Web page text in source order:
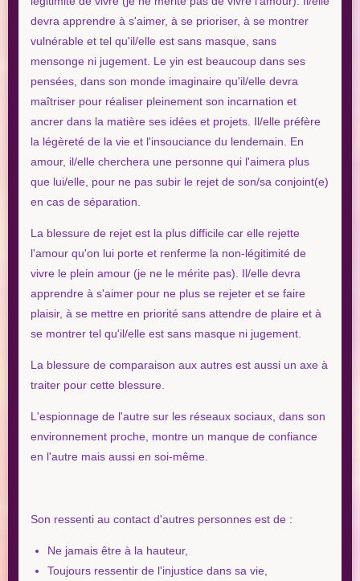
devra apprendre à s'aimer, à se prioriser, à se montrer
vulnérable et tel qu'il/elle est sans masque, sans
mensonge ni jugement. Le yin est beaucoup dans ses
pensées, dans son monde imaginaire qu'il/elle devra
maîtriser pour réaliser pleinement son incarnation et
ancrer dans la matière ses idées et projets. Il/elle préfère
la légèreté de la vie et l'insouciance du lendemain. En
amour, il/elle cherchera une personne qui l'aimera plus
que lui/elle, pour ne pas subir le rejet de son/sa conjoint(e)
en cas de séparation.
La blessure de rejet est la plus difficile car elle rejette
l'amour qu'on lui porte et renferme la non-légitimité de
vivre le plein amour (je ne le mérite pas). Il/elle devra
apprendre à s'aimer pour ne plus se rejeter et se faire
plaisir, à se mettre en priorité sans attendre de plaire et à
se montrer tel qu'il/elle est sans masque ni jugement.
La blessure de comparaison aux autres est aussi un axe à
traiter pour cette blessure.
L'espionnage de l'autre sur les réseaux sociaux, dans son
environnement proche, montre un manque de confiance
en l'autre mais aussi en soi-même.
Son ressenti au contact d'autres personnes est de :
Ne jamais être à la hauteur,
Toujours ressentir de l'injustice dans sa vie,